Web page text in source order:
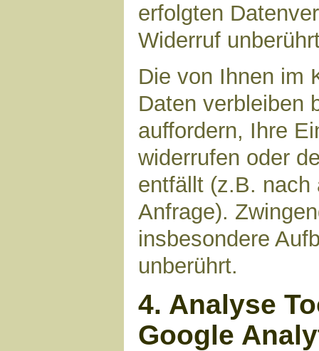
erfolgten
Widerruf
Die von Ihnen im
Daten verbleiben
auffordern, Ihre
widerrufen oder
entfällt (z.B. nach
Anfrage).
insbesondere
unberührt.
4. Analyse
Google